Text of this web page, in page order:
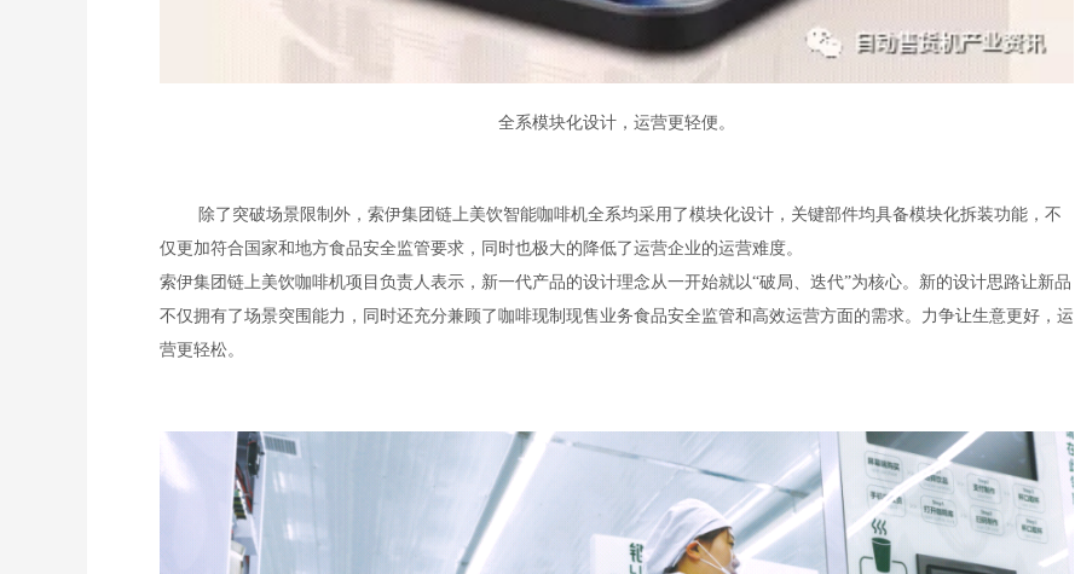
全系模块化设计，运营更轻便。
除了突破场景限制外，索伊集团链上美饮智能咖啡机全系均采用了模块化设计，关键部件均具备模块化拆装功能，不
仅更加符合国家和地方食品安全监管要求，同时也极大的降低了运营企业的运营难度。
索伊集团链上美饮咖啡机项目负责人表示，新一代产品的设计理念从一开始就以“破局、迭代”为核心。新的设计思路让新品
不仅拥有了场景突围能力，同时还充分兼顾了咖啡现制现售业务食品安全监管和高效运营方面的需求。力争让生意更好，运
营更轻松。